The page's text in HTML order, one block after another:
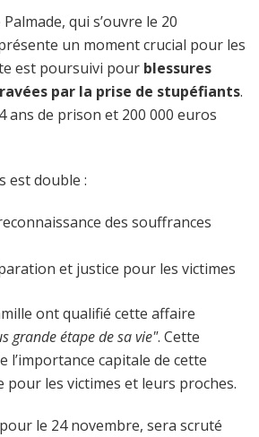
qui s’ouvre le 20
un moment crucial pour les
est poursuivi pour blessures
par la prise de stupéfiants.
ans de prison et 200 000 euros
est double :
des souffrances
et justice pour les victimes
ont qualifié cette affaire
grande étape de sa vie". Cette
l’importance capitale de cette
pour les victimes et leurs proches.
le 24 novembre, sera scruté